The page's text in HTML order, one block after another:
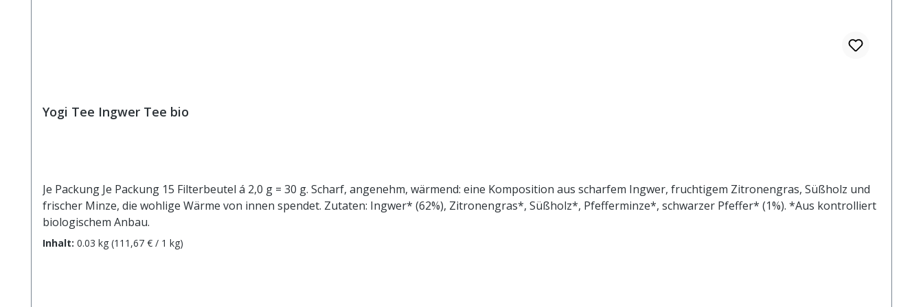
Yogi Tee Ingwer Tee bio
Je Packung Je Packung 15 Filterbeutel á 2,0 g = 30 g. Scharf, angenehm, wärmend: eine Komposition aus scharfem Ingwer, fruchtigem Zitronengras, Süßholz und
frischer Minze, die wohlige Wärme von innen spendet. Zutaten: Ingwer* (62%), Zitronengras*, Süßholz*, Pfefferminze*, schwarzer Pfeffer* (1%). *Aus kontrolliert
biologischem Anbau.
Inhalt: 0.03 kg (111,67 € / 1 kg)